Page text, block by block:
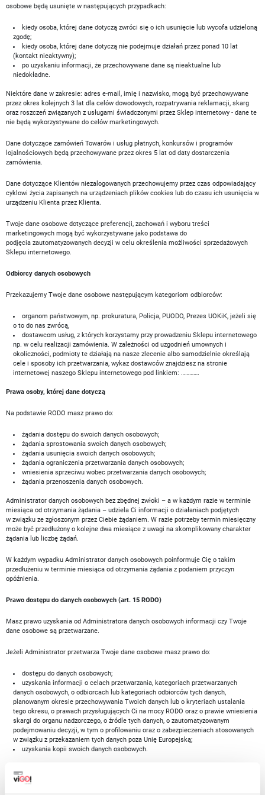
osobowe będą usunięte w następujących przypadkach:
kiedy osoba, której dane dotyczą zwróci się o ich usunięcie lub wycofa udzieloną
zgodę;
kiedy osoba, której dane dotyczą nie podejmuje działań przez ponad 10 lat
(kontakt nieaktywny);
po uzyskaniu informacji, że przechowywane dane są nieaktualne lub
niedokładne.
Niektóre dane w zakresie: adres e-mail, imię i nazwisko, mogą być przechowywane
przez okres kolejnych 3 lat dla celów dowodowych, rozpatrywania reklamacji, skarg
oraz roszczeń związanych z usługami świadczonymi przez Sklep internetowy - dane te
nie będą wykorzystywane do celów marketingowych.
Dane dotyczące zamówień Towarów i usług płatnych, konkursów i programów
lojalnościowych będą przechowywane przez okres 5 lat od daty dostarczenia
zamówienia.
Dane dotyczące Klientów niezalogowanych przechowujemy przez czas odpowiadający
cyklowi życia zapisanych na urządzeniach plików cookies lub do czasu ich usunięcia w
urządzeniu Klienta przez Klienta.
Twoje dane osobowe dotyczące preferencji, zachowań i wyboru treści
marketingowych mogą być wykorzystywane jako podstawa do
podjęcia zautomatyzowanych decyzji w celu określenia możliwości sprzedażowych
Sklepu internetowego.
Odbiorcy danych osobowych
Przekazujemy Twoje dane osobowe następującym kategoriom odbiorców:
organom państwowym, np. prokuratura, Policja, PUODO, Prezes UOKiK, jeżeli się
o to do nas zwrócą,
dostawcom usług, z których korzystamy przy prowadzeniu Sklepu internetowego
np. w celu realizacji zamówienia. W zależności od uzgodnień umownych i
okoliczności, podmioty te działają na nasze zlecenie albo samodzielnie określają
cele i sposoby ich przetwarzania, wykaz dostawców znajdziesz na stronie
internetowej naszego Sklepu internetowego pod linkiem: ………….
Prawa osoby, której dane dotyczą
Na podstawie RODO masz prawo do:
żądania dostępu do swoich danych osobowych;
żądania sprostowania swoich danych osobowych;
żądania usunięcia swoich danych osobowych;
żądania ograniczenia przetwarzania danych osobowych;
wniesienia sprzeciwu wobec przetwarzania danych osobowych;
żądania przenoszenia danych osobowych.
Administrator danych osobowych bez zbędnej zwłoki – a w każdym razie w terminie
miesiąca od otrzymania żądania – udziela Ci informacji o działaniach podjętych
w związku ze zgłoszonym przez Ciebie żądaniem. W razie potrzeby termin miesięczny
może być przedłużony o kolejne dwa miesiące z uwagi na skomplikowany charakter
żądania lub liczbę żądań.
W każdym wypadku Administrator danych osobowych poinformuje Cię o takim
przedłużeniu w terminie miesiąca od otrzymania żądania z podaniem przyczyn
opóźnienia.
Prawo dostępu do danych osobowych (art. 15 RODO)
Masz prawo uzyskania od Administratora danych osobowych informacji czy Twoje
dane osobowe są przetwarzane.
Jeżeli Administrator przetwarza Twoje dane osobowe masz prawo do:
dostępu do danych osobowych;
uzyskania informacji o celach przetwarzania, kategoriach przetwarzanych
danych osobowych, o odbiorcach lub kategoriach odbiorców tych danych,
planowanym okresie przechowywania Twoich danych lub o kryteriach ustalania
tego okresu, o prawach przysługujących Ci na mocy RODO oraz o prawie wniesienia
skargi do organu nadzorczego, o źródle tych danych, o zautomatyzowanym
podejmowaniu decyzji, w tym o profilowaniu oraz o zabezpieczeniach stosowanych
w związku z przekazaniem tych danych poza Unię Europejską;
uzyskania kopii swoich danych osobowych.
adres:sklep@vi-go.eu